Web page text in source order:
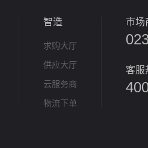
智造
求购大厅
供应大厅
云服务商
物流下单
市场
客服